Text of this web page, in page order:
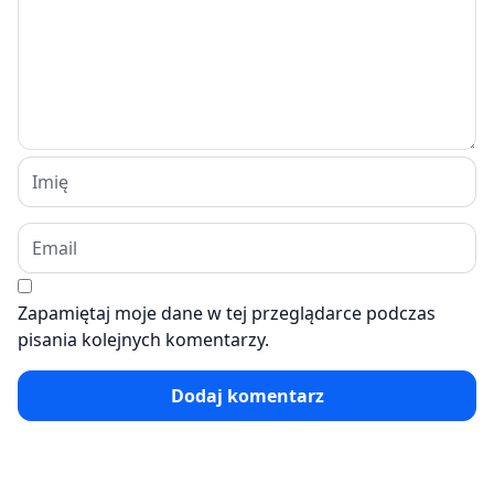
Zapamiętaj moje dane w tej przeglądarce podczas
pisania kolejnych komentarzy.
Dodaj komentarz